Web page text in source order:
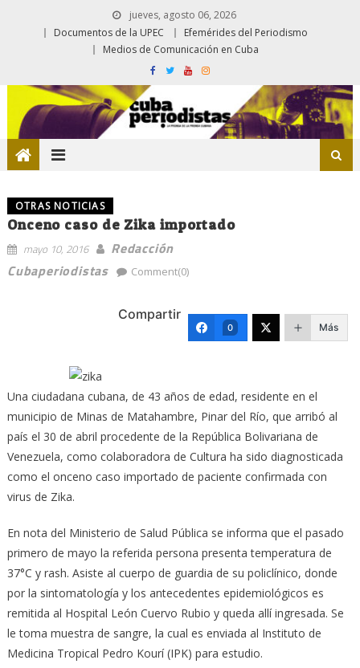
jueves, agosto 06, 2026
Documentos de la UPEC
Efemérides del Periodismo
Medios de Comunicación en Cuba
OTRAS NOTICIAS
Onceno caso de Zika importado
mayo 10, 2016
Redacción
Cubaperiodistas
Comment(0)
Compartir
0 Más
Una ciudadana cubana, de 43 años de edad, residente en el
municipio de Minas de Matahambre, Pinar del Río, que arribó al
país el 30 de abril procedente de la República Bolivariana de
Venezuela, como colaboradora de Cultura ha sido diagnosticada
como el onceno caso importado de paciente confirmada con
virus de Zika.
En nota del Ministerio de Salud Pública se informa que el pasado
primero de mayo la referida persona presenta temperatura de
37°C y rash. Asiste al cuerpo de guardia de su policlínico, donde
por la sintomatología y los antecedentes epidemiológicos es
remitida al Hospital León Cuervo Rubio y queda allí ingresada. Se
le toma muestra de sangre, la cual es enviada al Instituto de
Medicina Tropical Pedro Kourí (IPK) para estudio.